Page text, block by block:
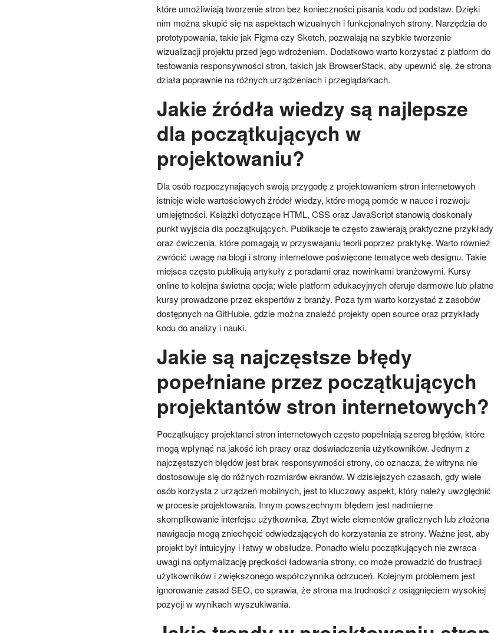
które umożliwiają tworzenie stron bez konieczności pisania kodu od podstaw. Dzięki
nim można skupić się na aspektach wizualnych i funkcjonalnych strony. Narzędzia do
prototypowania, takie jak Figma czy Sketch, pozwalają na szybkie tworzenie
wizualizacji projektu przed jego wdrożeniem. Dodatkowo warto korzystać z platform do
testowania responsywności stron, takich jak BrowserStack, aby upewnić się, że strona
działa poprawnie na różnych urządzeniach i przeglądarkach.
Jakie źródła wiedzy są najlepsze
dla początkujących w
projektowaniu?
Dla osób rozpoczynających swoją przygodę z projektowaniem stron internetowych
istnieje wiele wartościowych źródeł wiedzy, które mogą pomóc w nauce i rozwoju
umiejętności. Książki dotyczące HTML, CSS oraz JavaScript stanowią doskonały
punkt wyjścia dla początkujących. Publikacje te często zawierają praktyczne przykłady
oraz ćwiczenia, które pomagają w przyswajaniu teorii poprzez praktykę. Warto również
zwrócić uwagę na blogi i strony internetowe poświęcone tematyce web designu. Takie
miejsca często publikują artykuły z poradami oraz nowinkami branżowymi. Kursy
online to kolejna świetna opcja; wiele platform edukacyjnych oferuje darmowe lub płatne
kursy prowadzone przez ekspertów z branży. Poza tym warto korzystać z zasobów
dostępnych na GitHubie, gdzie można znaleźć projekty open source oraz przykłady
kodu do analizy i nauki.
Jakie są najczęstsze błędy
popełniane przez początkujących
projektantów stron internetowych?
Początkujący projektanci stron internetowych często popełniają szereg błędów, które
mogą wpłynąć na jakość ich pracy oraz doświadczenia użytkowników. Jednym z
najczęstszych błędów jest brak responsywności strony, co oznacza, że witryna nie
dostosowuje się do różnych rozmiarów ekranów. W dzisiejszych czasach, gdy wiele
osób korzysta z urządzeń mobilnych, jest to kluczowy aspekt, który należy uwzględnić
w procesie projektowania. Innym powszechnym błędem jest nadmierne
skomplikowanie interfejsu użytkownika. Zbyt wiele elementów graficznych lub złożona
nawigacja mogą zniechęcić odwiedzających do korzystania ze strony. Ważne jest, aby
projekt był intuicyjny i łatwy w obsłudze. Ponadto wielu początkujących nie zwraca
uwagi na optymalizację prędkości ładowania strony, co może prowadzić do frustracji
użytkowników i zwiększonego współczynnika odrzuceń. Kolejnym problemem jest
ignorowanie zasad SEO, co sprawia, że strona ma trudności z osiągnięciem wysokiej
pozycji w wynikach wyszukiwania.